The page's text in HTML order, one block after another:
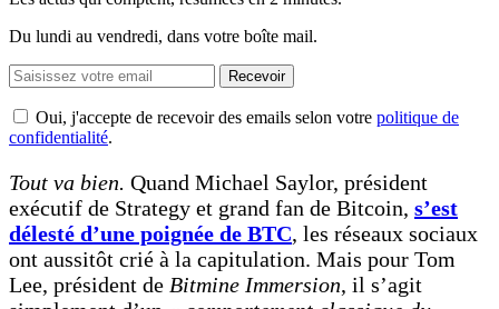
Du lundi au vendredi, dans votre boîte mail.
Recevoir
Oui, j'accepte de recevoir des emails selon votre politique de
confidentialité.
Tout va bien. Quand Michael Saylor, président
exécutif de Strategy et grand fan de Bitcoin, s’est
délesté d’une poignée de BTC, les réseaux sociaux
ont aussitôt crié à la capitulation. Mais pour Tom
Lee, président de Bitmine Immersion, il s’agit